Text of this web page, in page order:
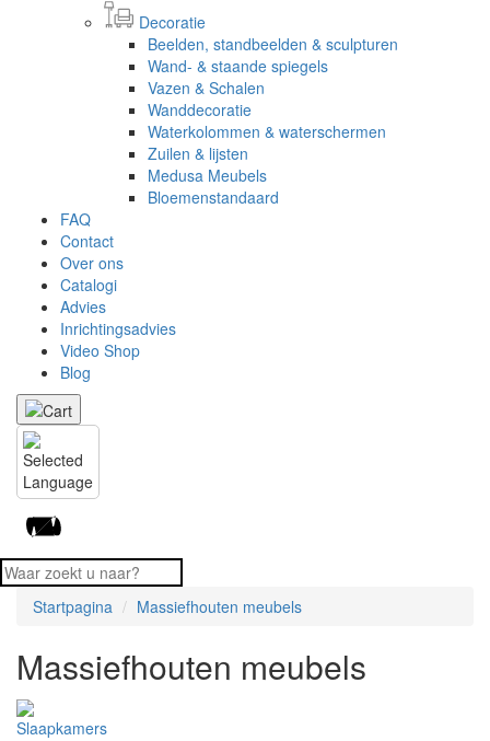
Decoratie
Beelden, standbeelden & sculpturen
Wand- & staande spiegels
Vazen & Schalen
Wanddecoratie
Waterkolommen & waterschermen
Zuilen & lijsten
Medusa Meubels
Bloemenstandaard
FAQ
Contact
Over ons
Catalogi
Advies
Inrichtingsadvies
Video Shop
Blog
Startpagina Massiefhouten meubels
Massiefhouten meubels
Slaapkamers